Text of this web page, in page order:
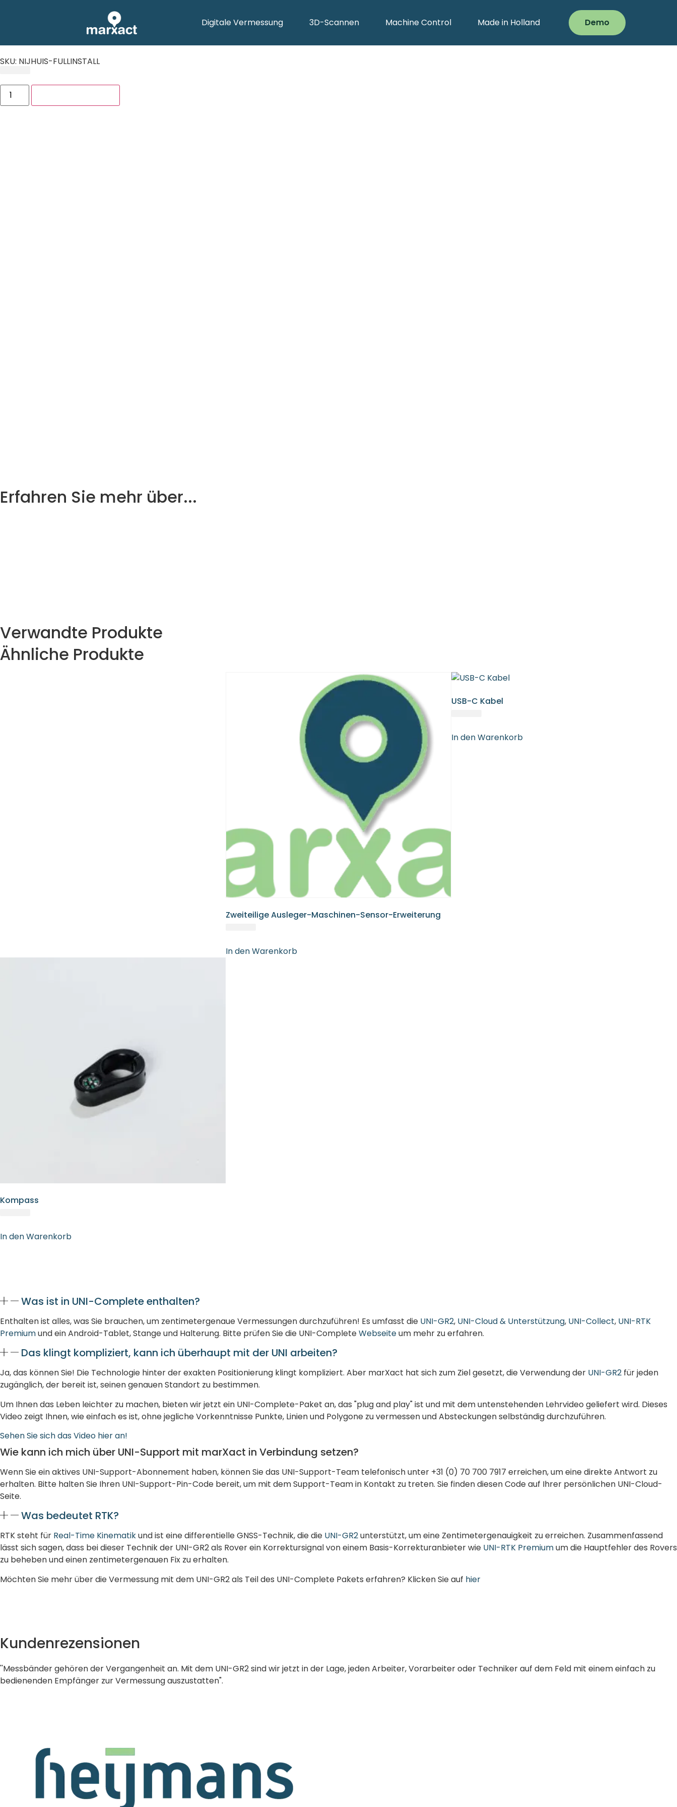
Digitale Vermessung 3D-Scannen Machine Control Made in Holland Demo
SKU: NIJHUIS-FULLINSTALL
Erfahren Sie mehr über...
Verwandte Produkte
Ähnliche Produkte
Zweiteilige Ausleger-Maschinen-Sensor-Erweiterung
In den Warenkorb
USB-C Kabel
In den Warenkorb
Kompass
In den Warenkorb
Was ist in UNI-Complete enthalten?
Enthalten ist alles, was Sie brauchen, um zentimetergenaue Vermessungen durchzuführen! Es umfasst die UNI-GR2, UNI-Cloud & Unterstützung, UNI-Collect, UNI-RTK
Premiumund ein Android-Tablet, Stange und Halterung. Bitte prüfen Sie die UNI-CompleteWebseiteum mehr zu erfahren.
Das klingt kompliziert, kann ich überhaupt mit der UNI arbeiten?
Ja, das können Sie! Die Technologie hinter der exakten Positionierung klingt kompliziert. Aber marXact hat sich zum Ziel gesetzt, die Verwendung der UNI-GR2 für jeden
zugänglich, der bereit ist, seinen genauen Standort zu bestimmen.
Um Ihnen das Leben leichter zu machen, bieten wir jetzt ein UNI-Complete-Paket an, das "plug and play" ist und mit dem untenstehenden Lehrvideo geliefert wird. Dieses
Video zeigt Ihnen, wie einfach es ist, ohne jegliche Vorkenntnisse Punkte, Linien und Polygone zu vermessen und Absteckungen selbständig durchzuführen.
Sehen Sie sich das Video hier an!
Wie kann ich mich über UNI-Support mit marXact in Verbindung setzen?
Wenn Sie ein aktives UNI-Support-Abonnement haben, können Sie das UNI-Support-Team telefonisch unter +31 (0) 70 700 7917 erreichen, um eine direkte Antwort zu
erhalten. Bitte halten Sie Ihren UNI-Support-Pin-Code bereit, um mit dem Support-Team in Kontakt zu treten. Sie finden diesen Code auf Ihrer persönlichen UNI-Cloud-
Seite.
Was bedeutet RTK?
RTK steht für Real-Time Kinematikund ist eine differentielle GNSS-Technik, die die UNI-GR2unterstützt, um eine Zentimetergenauigkeit zu erreichen. Zusammenfassend
lässt sich sagen, dass bei dieser Technik der UNI-GR2 als Rover ein Korrektursignal von einem Basis-Korrekturanbieter wie UNI-RTK Premiumum die Hauptfehler des Rovers
zu beheben und einen zentimetergenauen Fix zu erhalten.
Möchten Sie mehr über die Vermessung mit dem UNI-GR2 als Teil des UNI-Complete Pakets erfahren? Klicken Sie auf hier
Kundenrezensionen
''Messbänder gehören der Vergangenheit an. Mit dem UNI-GR2 sind wir jetzt in der Lage, jeden Arbeiter, Vorarbeiter oder Techniker auf dem Feld mit einem einfach zu
bedienenden Empfänger zur Vermessung auszustatten".